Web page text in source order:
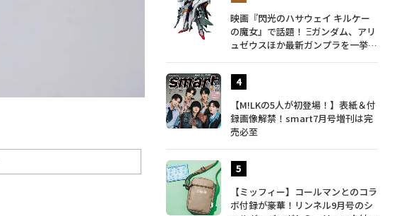
映画『閃光のハサウェイ キルケー
の魔女』で話題！ Ξガンダム、アリ
ュゼウスほか最新ガンプラを一挙紹
【M!LKの5人が初登場！】表紙＆付
録画像解禁！smart7月号増刊は完
売必至
【ミッフィー】コールマンとのコラ
ボ付録が豪華！リンネル9月号のシ